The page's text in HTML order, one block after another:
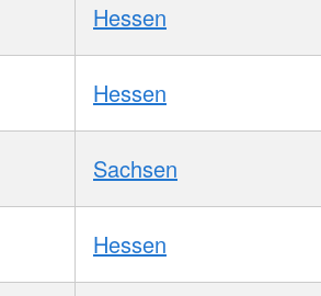
Hessen
Hessen
Sachsen
Hessen